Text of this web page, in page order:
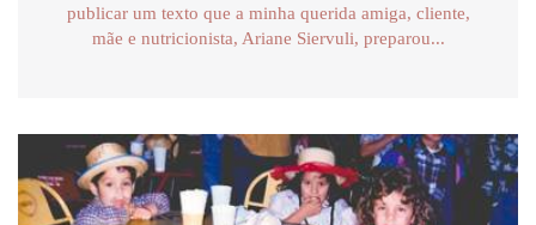
publicar um texto que a minha querida amiga, cliente,
mãe e nutricionista, Ariane Siervuli, preparou...